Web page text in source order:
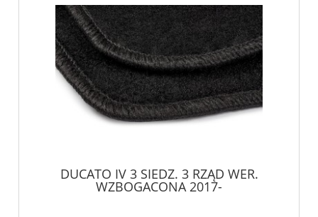
DUCATO IV 3 SIEDZ. 3 RZĄD WER.
WZBOGACONA 2017-